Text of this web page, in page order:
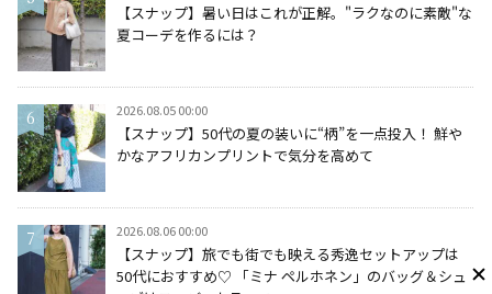
【スナップ】暑い日はこれが正解。"ラクなのに素敵"な
夏コーデを作るには？
2026.08.05 00:00
【スナップ】50代の夏の装いに“柄”を一点投入！ 鮮や
かなアフリカンプリントで気分を高めて
2026.08.06 00:00
【スナップ】旅でも街でも映える秀逸セットアップは
50代におすすめ♡ 「ミナ ペルホネン」のバッグ＆シュ